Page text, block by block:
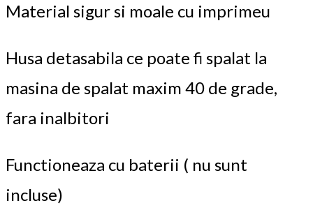
Material sigur si moale cu imprimeu
Husa detasabila ce poate fi spalat la
masina de spalat maxim 40 de grade,
fara inalbitori
Functioneaza cu baterii ( nu sunt
incluse)